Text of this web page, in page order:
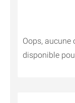
Oops, aucune
disponible